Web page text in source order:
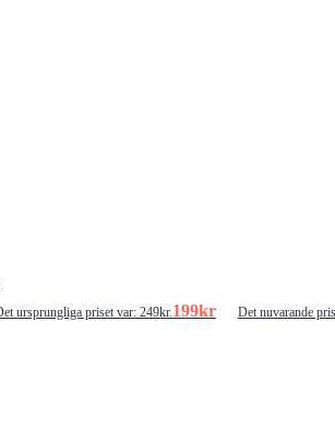
ursprungliga priset var: 249kr. 199kr
Det nuvarande